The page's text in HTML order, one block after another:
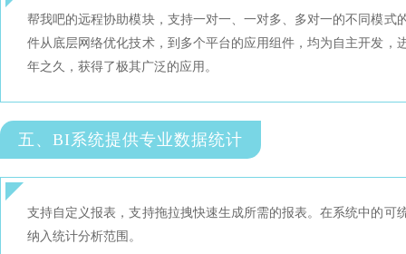
帮我吧的远程协助模块，支持一对一、一对多、多对一的不同模式
件从底层网络优化技术，到多个平台的应用组件，均为自主开发，
年之久，获得了极其广泛的应用。
五、BI系统提供专业数据统计
支持自定义报表，支持拖拉拽快速生成所需的报表。在系统中的可
纳入统计分析范围。